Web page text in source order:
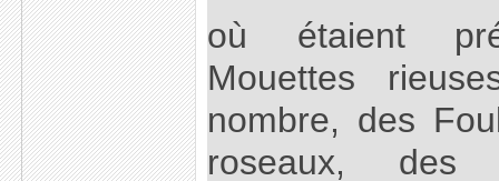
où étaient
Mouettes
nombre, des
roseaux,